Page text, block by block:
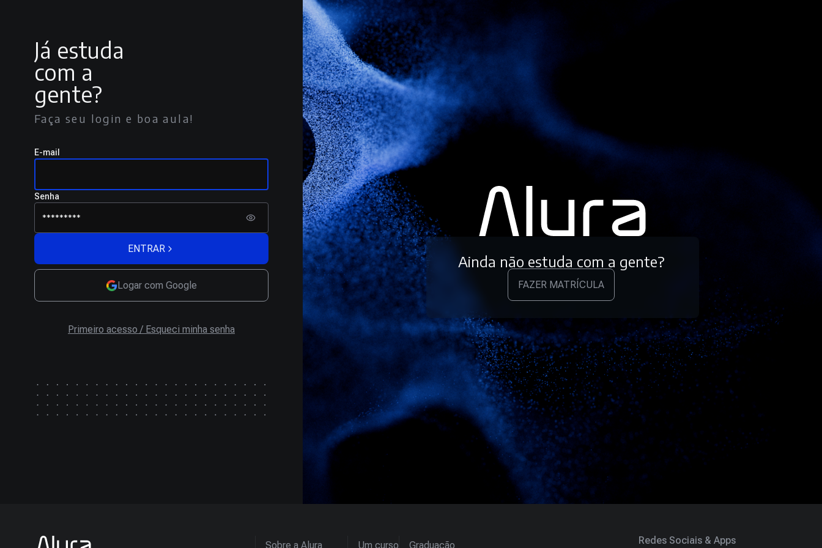
Já estuda
com a
gente?
Faça seu login e boa aula!
E-mail
Senha
ENTRAR
Logar com Google
Primeiro acesso / Esqueci minha senha
Ainda não estuda com a gente?
FAZER MATRÍCULA
Sobre a Alura Um curso Graduação Redes Sociais & Apps